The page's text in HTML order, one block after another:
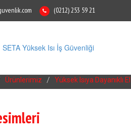
(0212) 253 59 21
Ürünlerimiz Yüksek Isıya Dayanıklı